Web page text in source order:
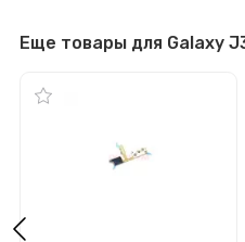
Еще товары для Galaxy